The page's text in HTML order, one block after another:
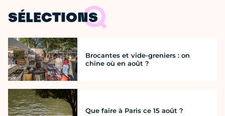
SÉLECTIONS
Brocantes et vide-greniers : on
chine où en août ?
Que faire à Paris ce 15 août ?